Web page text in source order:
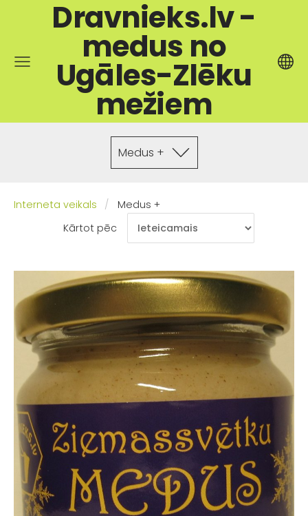
Dravnieks.lv -
medus no
Ugāles-Zlēku
mežiem
Medus +
Interneta veikals
Medus +
Kārtot pēc